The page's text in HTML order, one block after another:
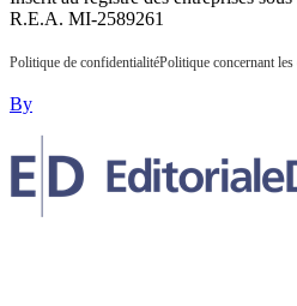
R.E.A. MI-2589261
Politique de confidentialitéPolitique concernant les
By